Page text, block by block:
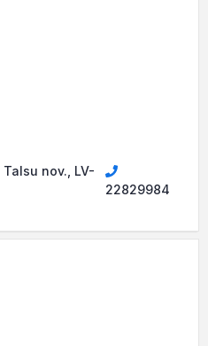
nov., LV-
22829984